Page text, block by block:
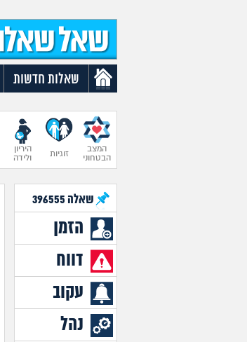
שאלות חדשות
המצב
הבטחוני
זוגיות
היריון
ולידה
שאלה 396555
הזמן
דווח
עקוב
נהל